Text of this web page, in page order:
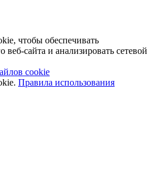
чтобы обеспечивать
сайта и анализировать сетевой
cookie
Правила использования